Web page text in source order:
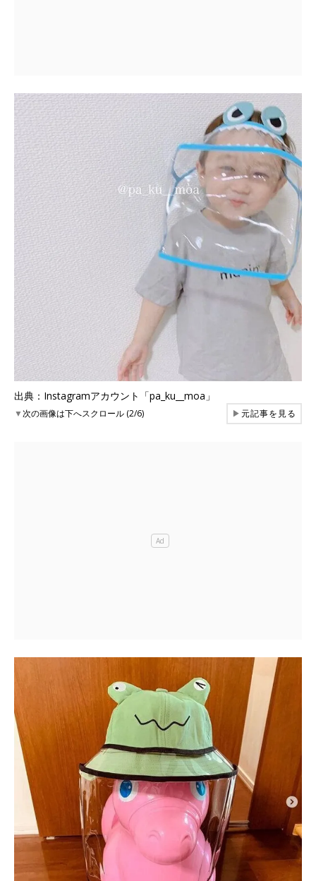
出典：Instagramアカウント「pa_ku__moa」
▼次の画像は下へスクロール (2/6) ▶元記事を見る